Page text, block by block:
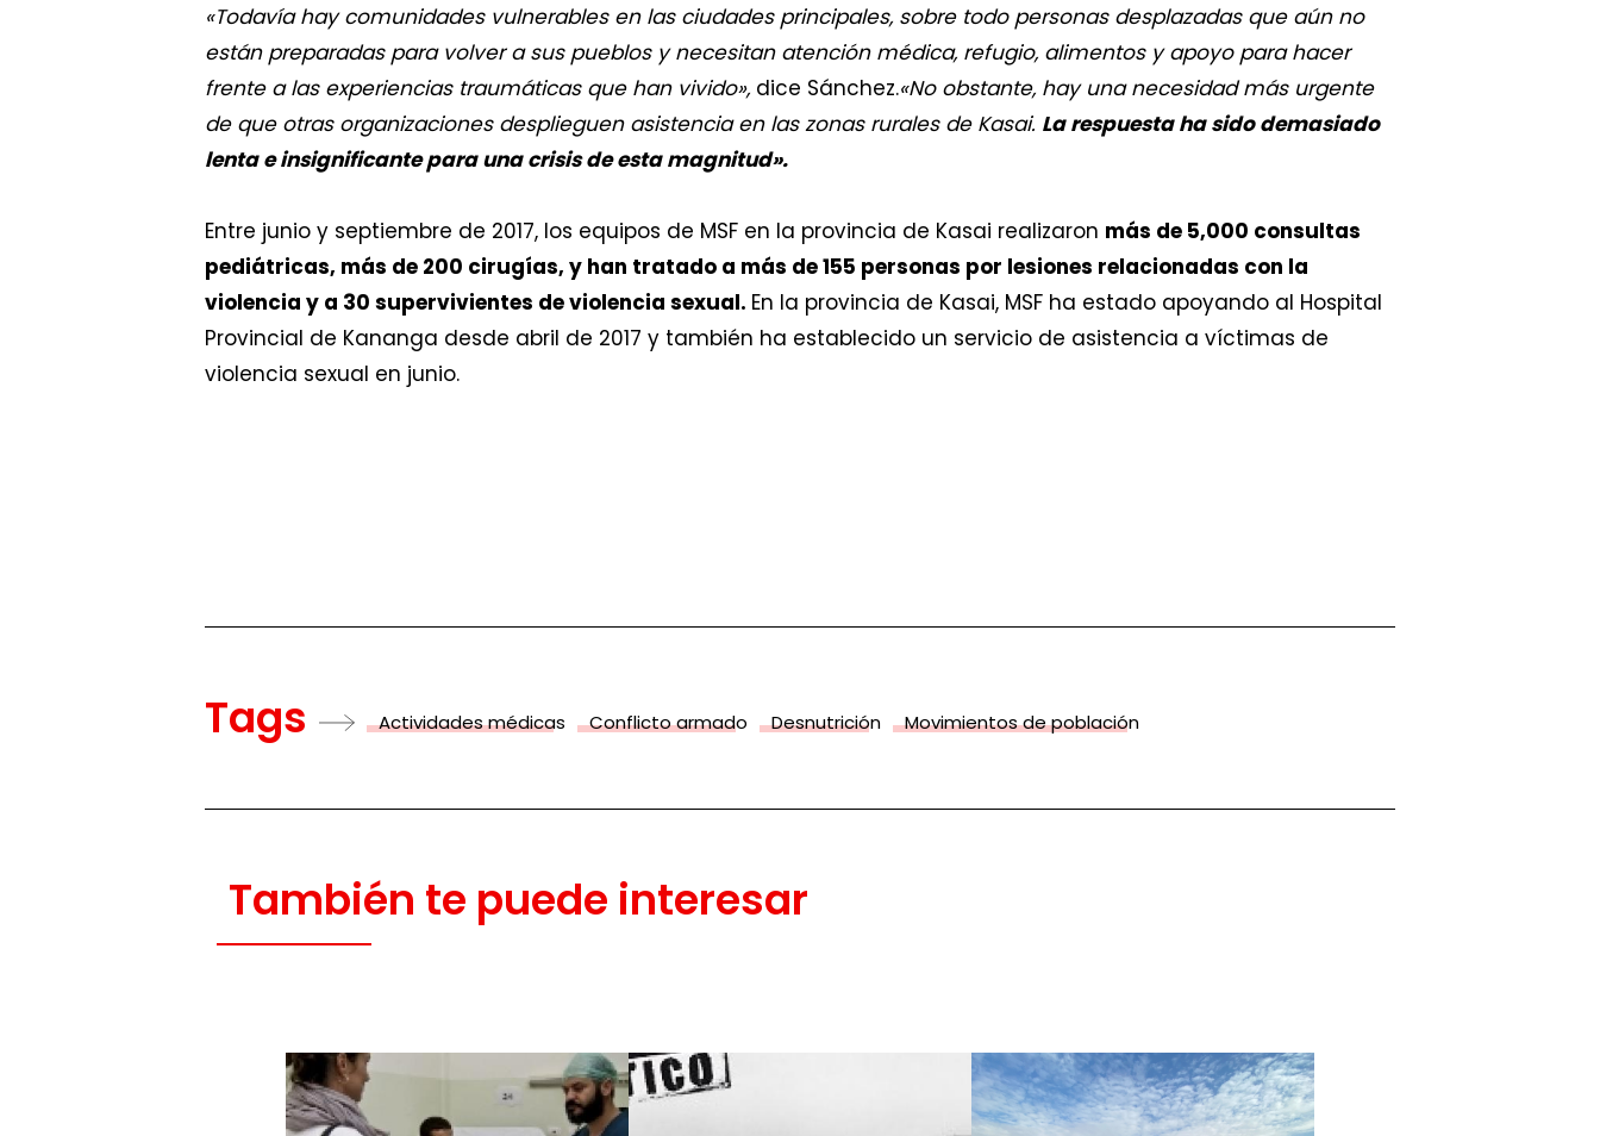
«Todavía hay comunidades vulnerables en las ciudades principales, sobre todo personas desplazadas que aún no
están preparadas para volver a sus pueblos y necesitan atención médica, refugio, alimentos y apoyo para hacer
frente a las experiencias traumáticas que han vivido», dice Sánchez.«No obstante, hay una necesidad más urgente
de que otras organizaciones desplieguen asistencia en las zonas rurales de Kasai. La respuesta ha sido demasiado
lenta e insignificante para una crisis de esta magnitud».
Entre junio y septiembre de 2017, los equipos de MSF en la provincia de Kasai realizaron más de 5,000 consultas
pediátricas, más de 200 cirugías, y han tratado a más de 155 personas por lesiones relacionadas con la
violencia y a 30 supervivientes de violencia sexual. En la provincia de Kasai, MSF ha estado apoyando al Hospital
Provincial de Kananga desde abril de 2017 y también ha establecido un servicio de asistencia a víctimas de
violencia sexual en junio.
Tags Actividades médicas Conflicto armado Desnutrición Movimientos de población
También te puede interesar